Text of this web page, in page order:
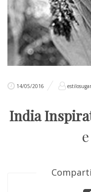
14/05/2016 estilosugar
India